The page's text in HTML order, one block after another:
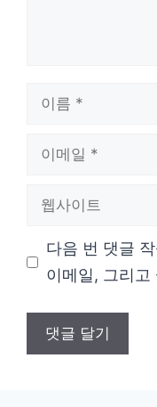
다음 번 댓글
이메일, 그리고